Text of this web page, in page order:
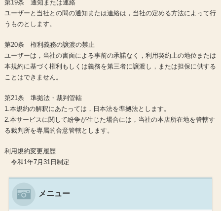
第19条 通知または連絡
ユーザーと当社との間の通知または連絡は，当社の定める方法によって行
うものとします。
第20条 権利義務の譲渡の禁止
ユーザーは，当社の書面による事前の承諾なく，利用契約上の地位または
本規約に基づく権利もしくは義務を第三者に譲渡し，または担保に供する
ことはできません。
第21条 準拠法・裁判管轄
1.本規約の解釈にあたっては，日本法を準拠法とします。
2.本サービスに関して紛争が生じた場合には，当社の本店所在地を管轄す
る裁判所を専属的合意管轄とします。
利用規約変更履歴
令和1年7月31日制定
メニュー